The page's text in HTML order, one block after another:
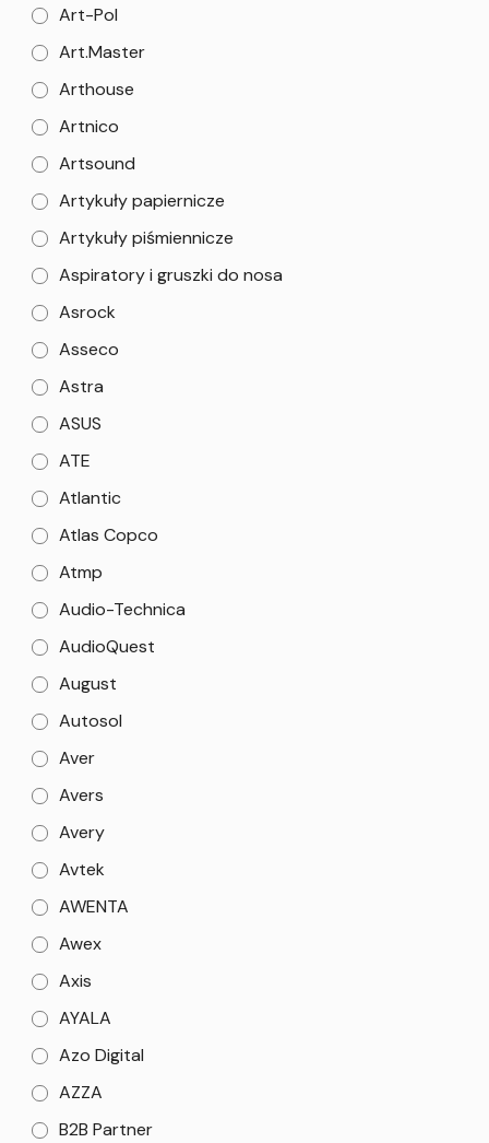
Art-Pol
Art.Master
Arthouse
Artnico
Artsound
Artykuły papiernicze
Artykuły piśmiennicze
Aspiratory i gruszki do nosa
Asrock
Asseco
Astra
ASUS
ATE
Atlantic
Atlas Copco
Atmp
Audio-Technica
AudioQuest
August
Autosol
Aver
Avers
Avery
Avtek
AWENTA
Awex
Axis
AYALA
Azo Digital
AZZA
B2B Partner